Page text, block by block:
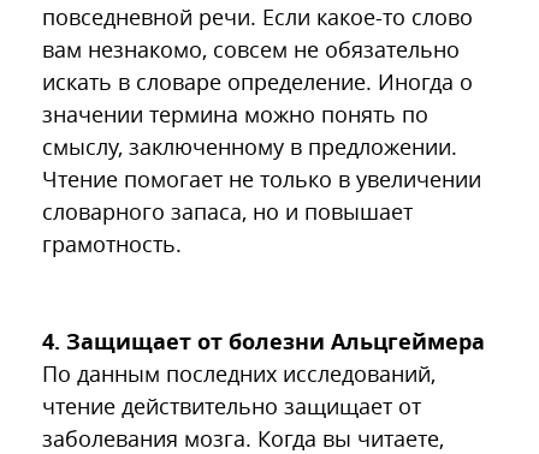
повседневной речи. Если какое-то слово
вам незнакомо, совсем не обязательно
искать в словаре определение. Иногда о
значении термина можно понять по
смыслу, заключенному в предложении.
Чтение помогает не только в увеличении
словарного запаса, но и повышает
грамотность.
4. Защищает от болезни Альцгеймера
По данным последних исследований,
чтение действительно защищает от
заболевания мозга. Когда вы читаете,